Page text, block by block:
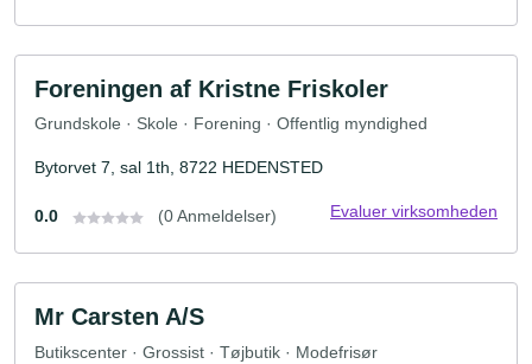
Foreningen af Kristne Friskoler
Grundskole · Skole · Forening · Offentlig myndighed
Bytorvet 7, sal 1th, 8722 HEDENSTED
0.0 (0 Anmeldelser) Evaluer virksomheden
Mr Carsten A/S
Butikscenter · Grossist · Tøjbutik · Modefrisør